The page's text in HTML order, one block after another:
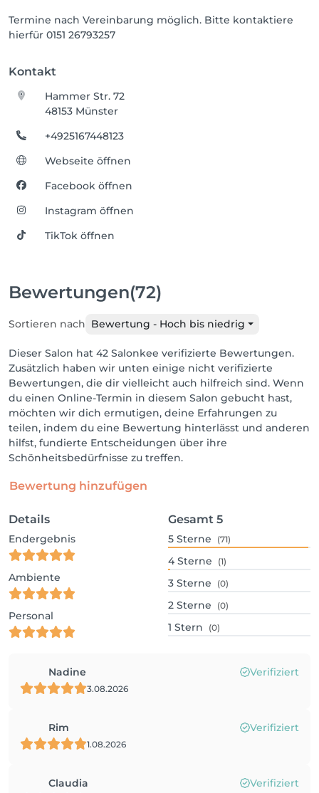
Termine nach Vereinbarung möglich. Bitte kontaktiere
hierfür 0151 26793257
Kontakt
Hammer Str. 72
48153 Münster
+4925167448123
Webseite öffnen
Facebook öffnen
Instagram öffnen
TikTok öffnen
Bewertungen(72)
Sortieren nach Bewertung - Hoch bis niedrig
Dieser Salon hat 42 Salonkee verifizierte Bewertungen.
Zusätzlich haben wir unten einige nicht verifizierte
Bewertungen, die dir vielleicht auch hilfreich sind. Wenn
du einen Online-Termin in diesem Salon gebucht hast,
möchten wir dich ermutigen, deine Erfahrungen zu
teilen, indem du eine Bewertung hinterlässt und anderen
hilfst, fundierte Entscheidungen über ihre
Schönheitsbedürfnisse zu treffen.
Bewertung hinzufügen
Details
Endergebnis
Ambiente
Personal
Gesamt 5
5 Sterne (71)
4 Sterne (1)
3 Sterne (0)
2 Sterne (0)
1 Stern (0)
Nadine Verifiziert
3.08.2026
Rim Verifiziert
1.08.2026
Claudia Verifiziert